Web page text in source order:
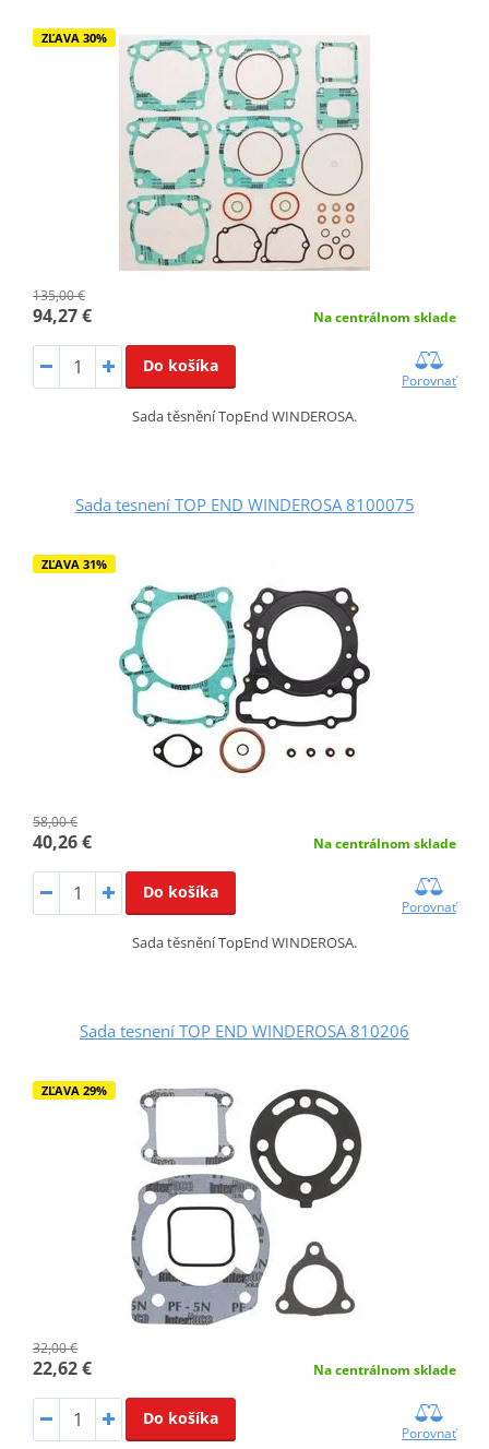
ZĽAVA 30%
135,00 €
94,27 € Na centrálnom sklade
Do košíka
Porovnať
Sada těsnění TopEnd WINDEROSA.
Sada tesnení TOP END WINDEROSA 8100075
ZĽAVA 31%
58,00 €
40,26 € Na centrálnom sklade
Do košíka
Porovnať
Sada těsnění TopEnd WINDEROSA.
Sada tesnení TOP END WINDEROSA 810206
ZĽAVA 29%
32,00 €
22,62 € Na centrálnom sklade
Do košíka
Porovnať